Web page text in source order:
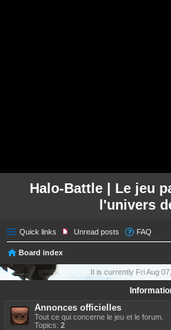
Halo-Battle | Le jeu
l'univers
Quick links Unread posts FAQ
Board index
It is currently Fri Aug
Annonces officielles
Tout ce qui concerne le jeu et le forum.
Topics: 2